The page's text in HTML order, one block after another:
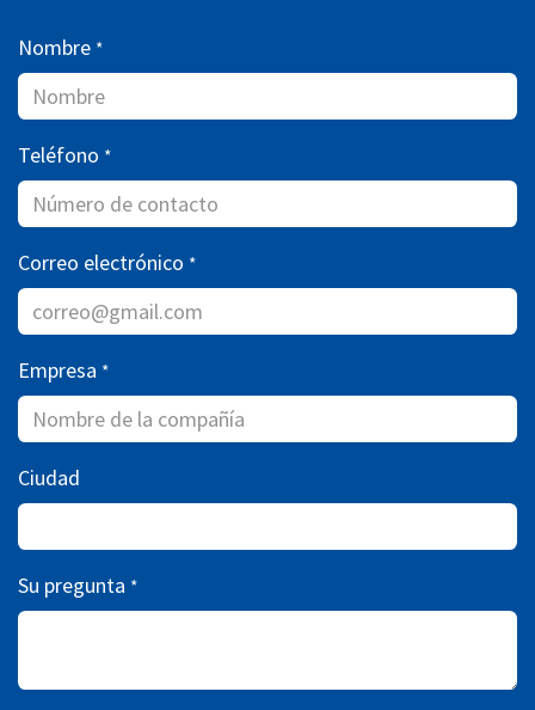
Nombre *
Teléfono *
Correo electrónico *
Empresa *
Ciudad
Su pregunta *